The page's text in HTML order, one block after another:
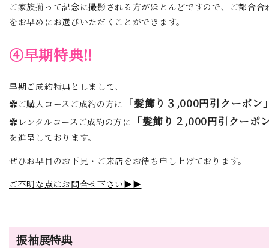
ご家族揃って記念に撮影される方がほとんどですので、ご都合合
をお早めにお選びいただくことができます。
④早期特典!!
早期ご成約特典としまして、
✿ご購入コースご成約の方に
「髪飾り３,000円引クーポン
✿レンタルコースご成約の方に 「髪飾り２,000円引クーポ
を進呈しております。
ぜひお早目のお下見・ご来店をお待ち申し上げております。
ご不明な点はお問合せ下さい▶▶
振袖展特典